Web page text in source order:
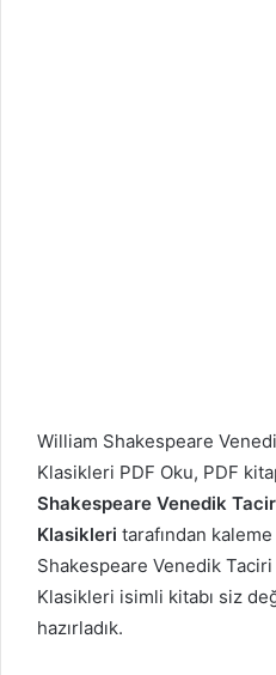
William Shakespeare
Klasikleri PDF Oku, PDF
Shakespeare Venedik
Klasikleri tarafından
Shakespeare Venedik
Klasikleri isimli kitabı siz
hazırladık.